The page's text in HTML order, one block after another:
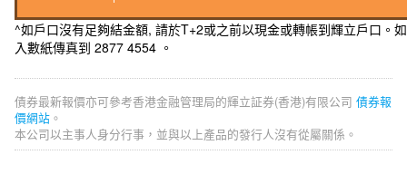
^如戶口沒有足夠結金額, 請於T+2或之前以現金或轉帳到輝立戶口。
入數紙傳真到 2877 4554 。
債券最新報價亦可參考香港金融管理局的輝立証券(香港)有限公司 債券報
價網站 。
本公司以主事人身分行事，並與以上產品的發行人沒有從屬關係。